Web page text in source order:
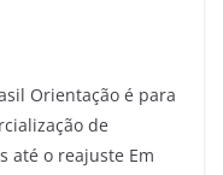
Orientação é para
de
até o reajuste Em